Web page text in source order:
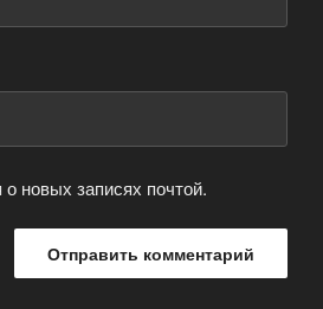
новых записях почтой.